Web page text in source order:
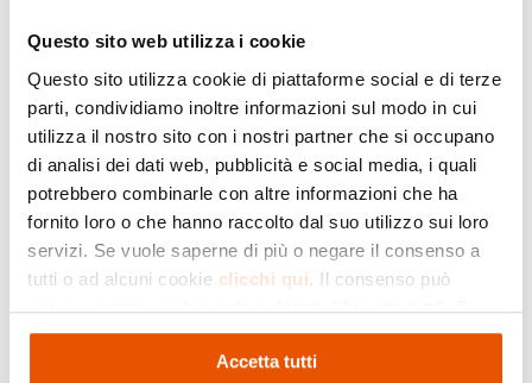
Questo sito web utilizza i cookie
Questo sito utilizza cookie di piattaforme social e di terze
parti, condividiamo inoltre informazioni sul modo in cui
utilizza il nostro sito con i nostri partner che si occupano
di analisi dei dati web, pubblicità e social media, i quali
potrebbero combinarle con altre informazioni che ha
fornito loro o che hanno raccolto dal suo utilizzo sui loro
servizi. Se vuole saperne di più o negare il consenso a
tutti o ad alcuni cookie clicchi qui. Il consenso può
essere espresso cliccando sul tasto "Accetta tutti". Se
non vuole i cookie di profilazione può negare il consenso
cliccando sul tasto "Rifiuta"Accetta tutti
Gas Sales Energia promuove la
forestazione urbana a Fidenza: 1000
nuovi alberi per la città
daGestore Admin|Mar 21, 2025|Fidenza News,
News
del nuovo intervento di forestazione
promosso da Gas Sales Energia in
collaborazione con l’amministrazione
comunale. Il progetto ha portato alla
piantumazione di 1.000 alberi autoctoni in
un’area di circa un ettaro, con...